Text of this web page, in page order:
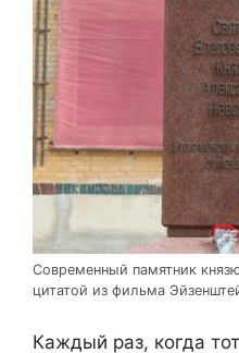
Современный памятник
цитатой из фильма
Каждый раз, когда